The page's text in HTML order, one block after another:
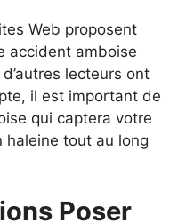
Web proposent
accident amboise
lecteurs ont
il est important de
qui captera votre
tout au long
Poser